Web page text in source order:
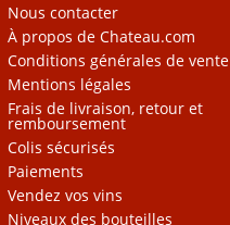
Nous contacter
À propos de Chateau.com
Conditions générales de vente
Mentions légales
Frais de livraison, retour et
remboursement
Colis sécurisés
Paiements
Vendez vos vins
Niveaux des bouteilles